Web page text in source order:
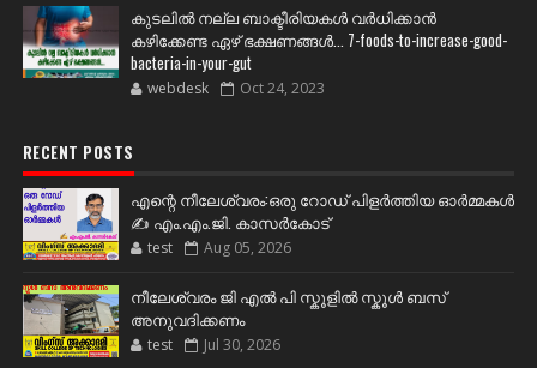
കുടലിൽ നല്ല ബാക്ടീരിയകൾ വര്‍ധിക്കാന്‍
കഴിക്കേണ്ട ഏഴ് ഭക്ഷണങ്ങള്‍... 7-foods-to-increase-good-
bacteria-in-your-gut
webdesk Oct 24, 2023
RECENT POSTS
എന്റെ നീലേശ്വരം:ഒരു റോഡ് പിളർത്തിയ ഓർമ്മകൾ
✍️ എം.എം.ജി. കാസർകോട്
test Aug 05, 2026
നീലേശ്വരം ജി എൽ പി സ്കൂളിൽ സ്കൂൾ ബസ്
അനുവദിക്കണം
test Jul 30, 2026